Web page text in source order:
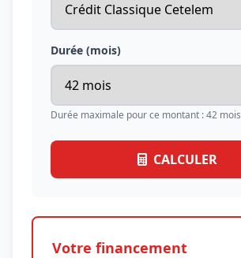
Durée (mois)
Durée maximale pour ce montant : 42 mois
CALCULER
Votre financement